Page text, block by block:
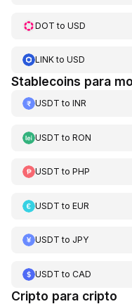
DOT to USD
LINKto USD
Stablecoins para
USDT to INR
USDT to RON
USDT to PHP
USDT to EUR
USDT to JPY
USDT to CAD
Cripto para cripto